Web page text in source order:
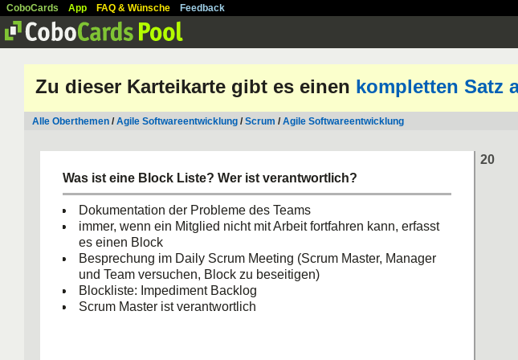
CoboCards App FAQ & Wünsche Feedback
Zu dieser Karteikarte gibt es einen kompletten Satz
Alle Oberthemen /Agile Softwareentwicklung /Scrum /Agile Softwareentwicklung
20
Was ist eine Block Liste? Wer ist verantwortlich?
Dokumentation der Probleme des Teams
immer, wenn ein Mitglied nicht mit Arbeit fortfahren kann, erfasst
es einen Block
Besprechung im Daily Scrum Meeting (Scrum Master, Manager
und Team versuchen, Block zu beseitigen)
Blockliste: Impediment Backlog
Scrum Master ist verantwortlich